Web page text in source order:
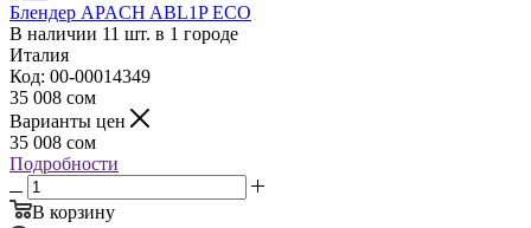
Блендер APACH ABL1P ECO
В наличии 11 шт. в 1 городе
Италия
Код: 00-00014349
35 008 сом
Варианты цен
35 008 сом
Подробности
В корзину